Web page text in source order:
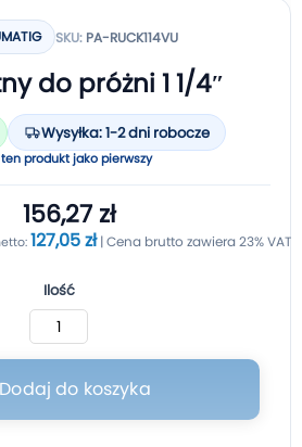
SKU: PA-RUCK114VU
do próżni 1 1/4″
Wysyłka: 1-2 dni robocze
produkt jako pierwszy
156,27 zł
127,05 zł
Ilość
Dodaj do koszyka